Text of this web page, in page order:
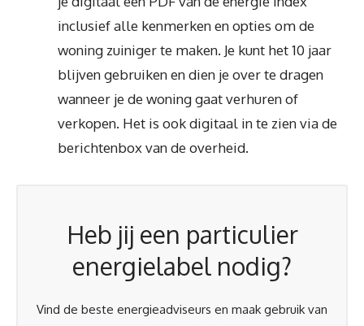
inclusief alle kenmerken en opties om de
woning zuiniger te maken. Je kunt het 10 jaar
blijven gebruiken en dien je over te dragen
wanneer je de woning gaat verhuren of
verkopen. Het is ook digitaal in te zien via de
berichtenbox van de overheid.
Heb jij een particulier
energielabel nodig?
Vind de beste energieadviseurs en maak gebruik van